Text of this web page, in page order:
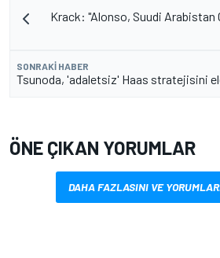
Krack: "Alonso, Suudi Arabistan
SONRAKI HABER
Tsunoda, 'adaletsiz' Haas stratejisini
ÖNE ÇIKAN YORUMLAR
DAHA FAZLASINI VE